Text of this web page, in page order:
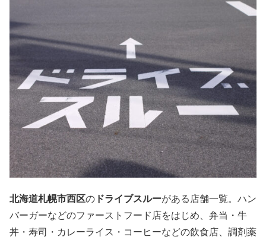
北海道札幌市西区の ドライブスルーがある店舗一覧。ハン
バーガーなどのファーストフード店をはじめ、弁当・牛
丼・寿司・カレーライス・コーヒーなどの飲食店、調剤薬